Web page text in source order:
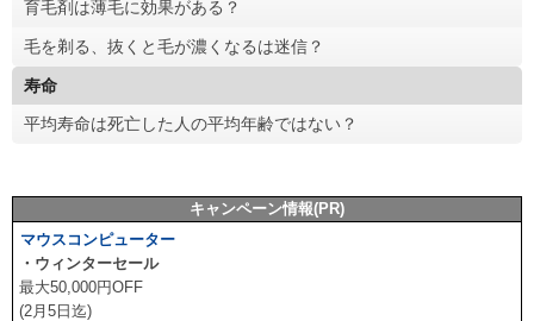
育毛剤は薄毛に効果がある？
毛を剃る、抜くと毛が濃くなるは迷信？
寿命
平均寿命は死亡した人の平均年齢ではない？
キャンペーン情報(PR)
マウスコンピューター
・ウィンターセール
最大50,000円OFF
(2月5日迄)